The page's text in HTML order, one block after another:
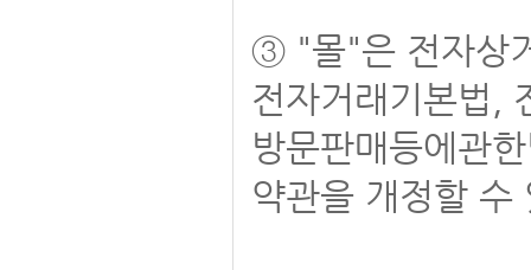
③ "몰"은 전자상
전자거래기본법,
방문판매등에관
약관을 개정할 수